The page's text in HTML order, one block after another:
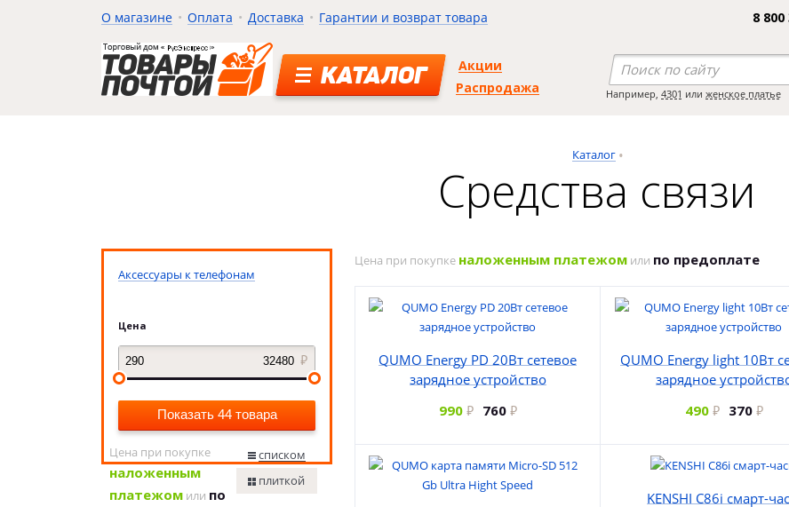
О магазине Оплата Доставка Гарантии и возврат товара 8 800
КАТАЛОГ
Акции
Распродажа
Например, 4301 или женское платье
Каталог
Средства связи
Аксессуары к телефонам
Цена
Показать 44 товара
Цена при покупке
наложенным
платежомили по
списком
плиткой
Цена при покупке наложенным платежом или по предоплате
QUMO Energy PD 20Вт сетевое
зарядное устройство
990
760
QUMO Energy light 10Вт
зарядное
490
370
KENSHI C86i смарт-